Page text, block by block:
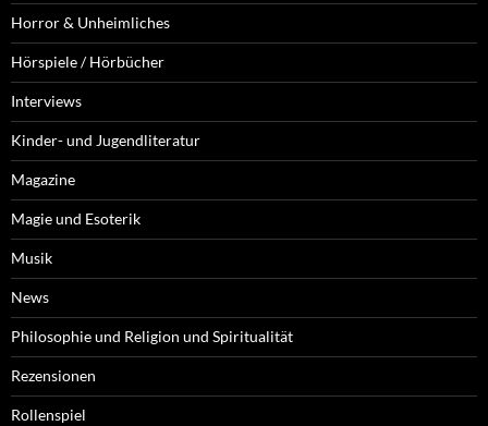
Horror & Unheimliches
Hörspiele / Hörbücher
Interviews
Kinder- und Jugendliteratur
Magazine
Magie und Esoterik
Musik
News
Philosophie und Religion und Spiritualität
Rezensionen
Rollenspiel